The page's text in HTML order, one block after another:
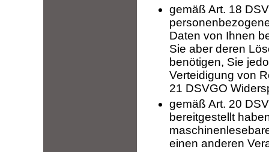
gemäß Art. 18
Daten von Ihnen
Sie aber deren
benötigen, Sie
Verteidigung von
21 DSVGO
gemäß Art. 20
bereitgestellt
einen anderen